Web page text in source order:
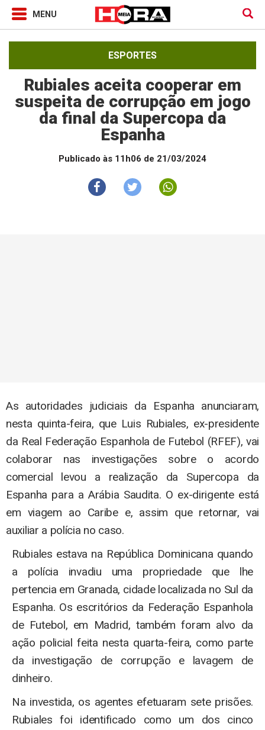
ESPORTES
Rubiales aceita cooperar em
suspeita de corrupção em jogo
da final da Supercopa da
Espanha
Publicado às 11h06 de 21/03/2024
As autoridades judiciais da Espanha anunciaram,
nesta quinta-feira, que Luis Rubiales, ex-presidente
da Real Federação Espanhola de Futebol (RFEF), vai
colaborar nas investigações sobre o acordo
comercial levou a realização da Supercopa da
Espanha para a Arábia Saudita. O ex-dirigente está
em viagem ao Caribe e, assim que retornar, vai
auxiliar a polícia no caso.
Rubiales estava na República Dominicana quando
a polícia invadiu uma propriedade que lhe
pertencia em Granada, cidade localizada no Sul da
Espanha. Os escritórios da Federação Espanhola
de Futebol, em Madrid, também foram alvo da
ação policial feita nesta quarta-feira, como parte
da investigação de corrupção e lavagem de
dinheiro.
Na investida, os agentes efetuaram sete prisões.
Rubiales foi identificado como um dos cinco